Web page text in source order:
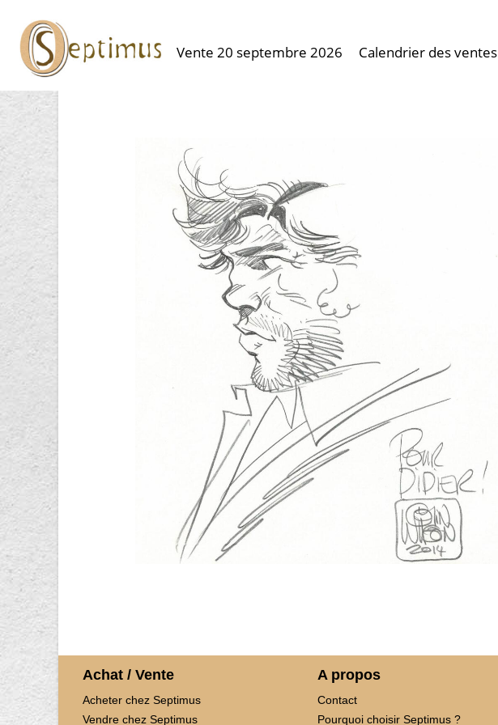
Vente 20 septembre 2026 Calendrier des ventes
Achat / Vente
Acheter chez Septimus
Vendre chez Septimus
A propos
Contact
Pourquoi choisir Septimus ?